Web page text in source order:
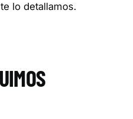
lo detallamos.